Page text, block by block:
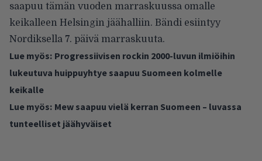
saapuu tämän vuoden marraskuussa omalle
keikalleen Helsingin jäähalliin. Bändi esiintyy
Nordiksella 7. päivä marraskuuta.
Lue myös: Progressiivisen rockin 2000-luvun ilmiöihin
lukeutuva huippuyhtye saapuu Suomeen kolmelle
keikalle
Lue myös: Mew saapuu vielä kerran Suomeen – luvassa
tunteelliset jäähyväiset